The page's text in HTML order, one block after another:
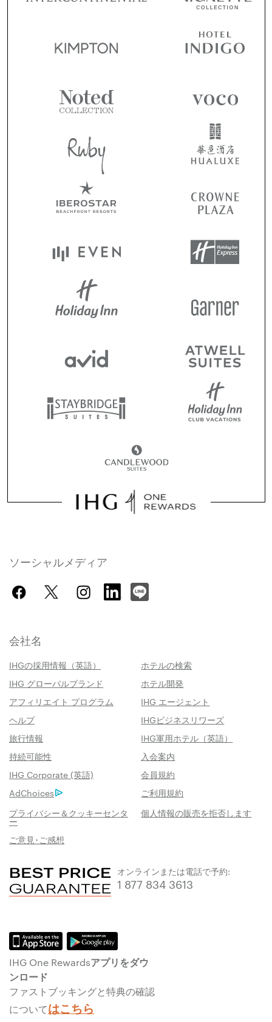
ソーシャルメディア
会社名
IHGの採用情報（英語）
ホテルの検索
IHG グローバルブランド
ホテル開発
アフィリエイト プログラム
IHG エージェント
ヘルプ
IHGビジネスリワーズ
旅行情報
IHG軍用ホテル（英語）
持続可能性
入会案内
IHG Corporate (英語)
会員規約
AdChoices
ご利用規約
プライバシー＆クッキーセンタ
ー
個人情報の販売を拒否します
ご意見･ご感想
オンラインまたは電話で予約:
1 877 834 3613
IHG One Rewardsアプリをダウ
ンロード
ファストブッキングと特典の確認
についてはこちら